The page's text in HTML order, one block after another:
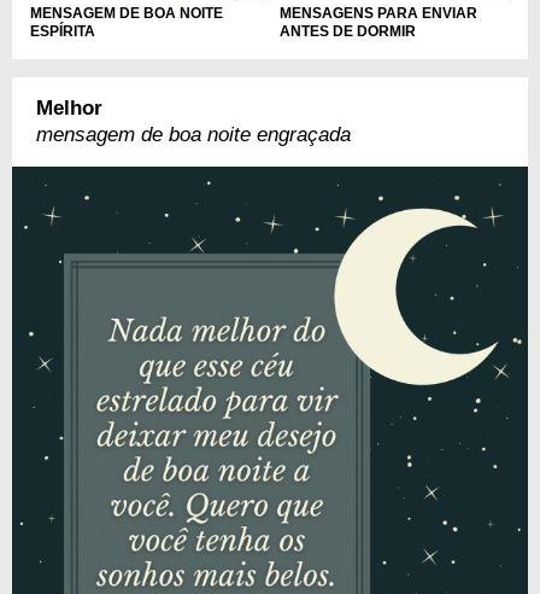
MENSAGEM DE BOA NOITE
ESPÍRITA
MENSAGENS PARA ENVIAR
ANTES DE DORMIR
Melhor
mensagem de boa noite engraçada